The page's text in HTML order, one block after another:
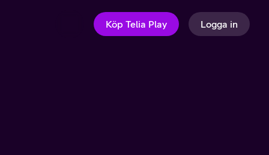
Köp Telia Play Logga in